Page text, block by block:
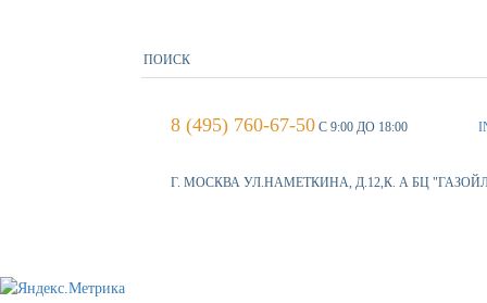
8 (495) 760-67-50 С 9:00 ДО 18:00
Г. МОСКВА УЛ.НАМЕТКИНА, Д.12,К. А БЦ